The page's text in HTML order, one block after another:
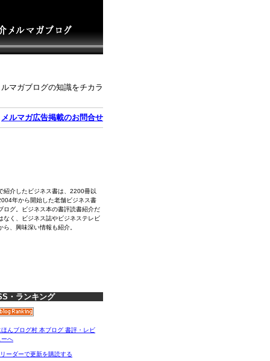
マガブログの知識をチカラ
メルマガ広告掲載のお問合せ
紹介したビジネス書は、2200冊以
年から開始した老舗ビジネス書
ログ。ビジネス本の書評読書紹介だ
なく、ビジネス誌やビジネステレビ
ら、興味深い情報も紹介。
・ランキング
ーダーで更新を購読する